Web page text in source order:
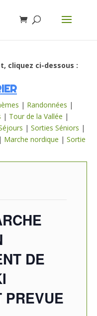
cliquez ci-dessous :
| Randonnées |
| Tour de la Vallée |
| Sorties Séniors |
| Marche nordique | Sortie
DE
PREVUE